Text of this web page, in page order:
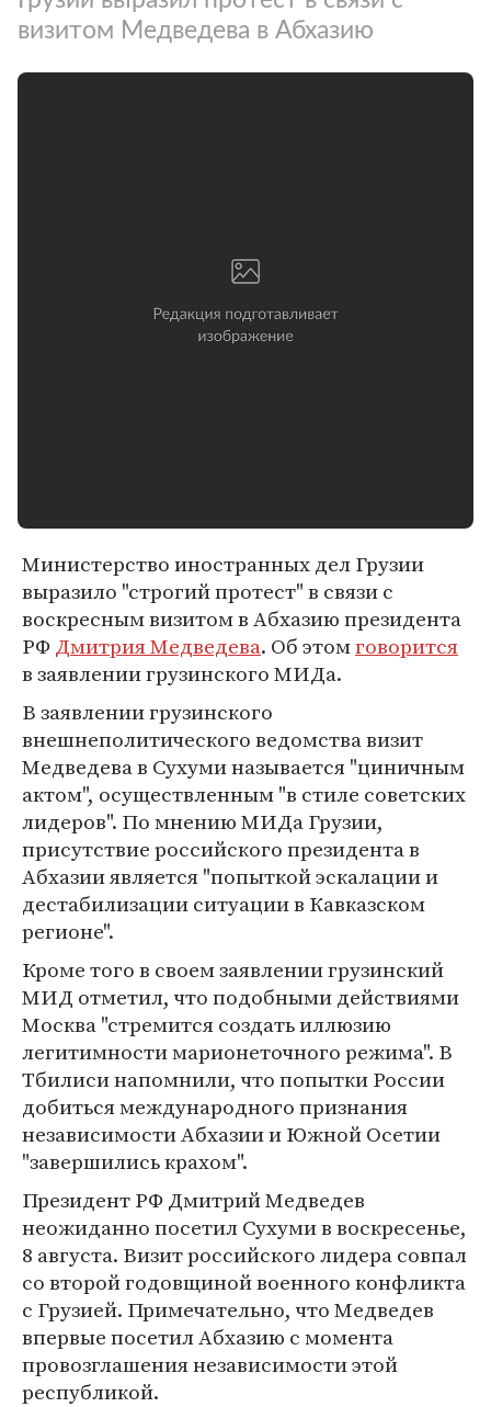
визитом Медведева в Абхазию
Министерство иностранных дел Грузии
выразило "строгий протест" в связи с
воскресным визитом в Абхазию президента
РФДмитрия Медведева. Об этомговорится
в заявлении грузинского МИДа.
В заявлении грузинского
внешнеполитического ведомства визит
Медведева в Сухуми называется "циничным
актом", осуществленным "в стиле советских
лидеров". По мнению МИДа Грузии,
присутствие российского президента в
Абхазии является "попыткой эскалации и
дестабилизации ситуации в Кавказском
регионе".
Кроме того в своем заявлении грузинский
МИД отметил, что подобными действиями
Москва "стремится создать иллюзию
легитимности марионеточного режима". В
Тбилиси напомнили, что попытки России
добиться международного признания
независимости Абхазии и Южной Осетии
"завершились крахом".
Президент РФ Дмитрий Медведев
неожиданно посетил Сухуми в воскресенье,
8 августа. Визит российского лидера совпал
со второй годовщиной военного конфликта
с Грузией. Примечательно, что Медведев
впервые посетил Абхазию с момента
провозглашения независимости этой
республикой.